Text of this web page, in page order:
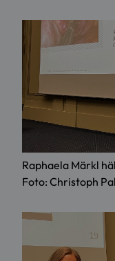
Raphaela Märkl
Foto: Christoph